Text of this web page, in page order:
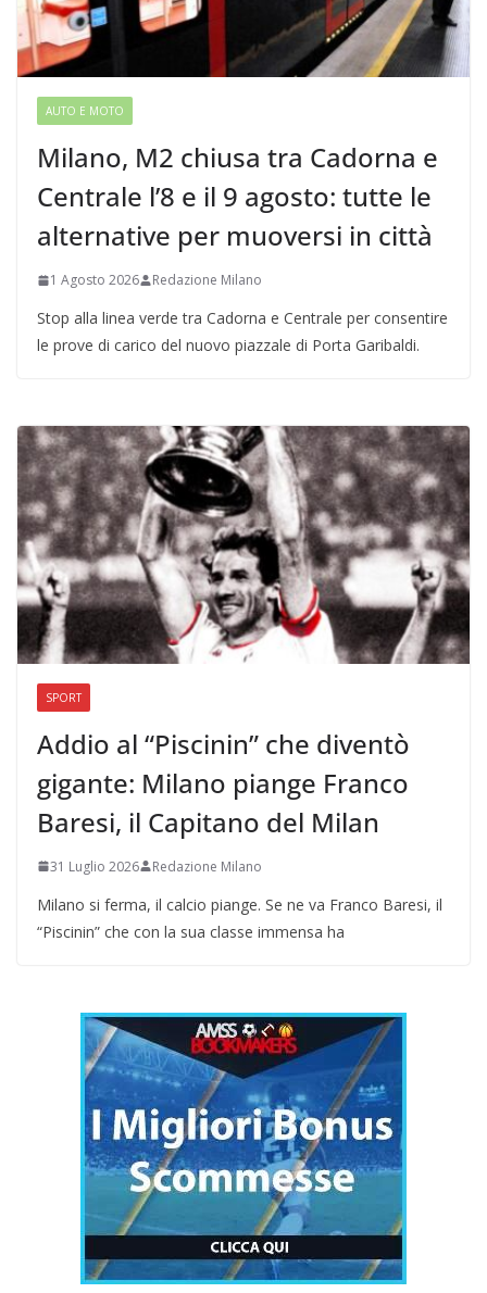
AUTO E MOTO
Milano, M2 chiusa tra Cadorna e
Centrale l’8 e il 9 agosto: tutte le
alternative per muoversi in città
1 Agosto 2026 Redazione Milano
Stop alla linea verde tra Cadorna e Centrale per consentire
le prove di carico del nuovo piazzale di Porta Garibaldi.
SPORT
Addio al “Piscinin” che diventò
gigante: Milano piange Franco
Baresi, il Capitano del Milan
31 Luglio 2026 Redazione Milano
Milano si ferma, il calcio piange. Se ne va Franco Baresi, il
“Piscinin” che con la sua classe immensa ha